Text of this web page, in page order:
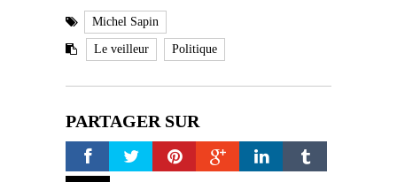
Michel Sapin
Le veilleur Politique
PARTAGER SUR